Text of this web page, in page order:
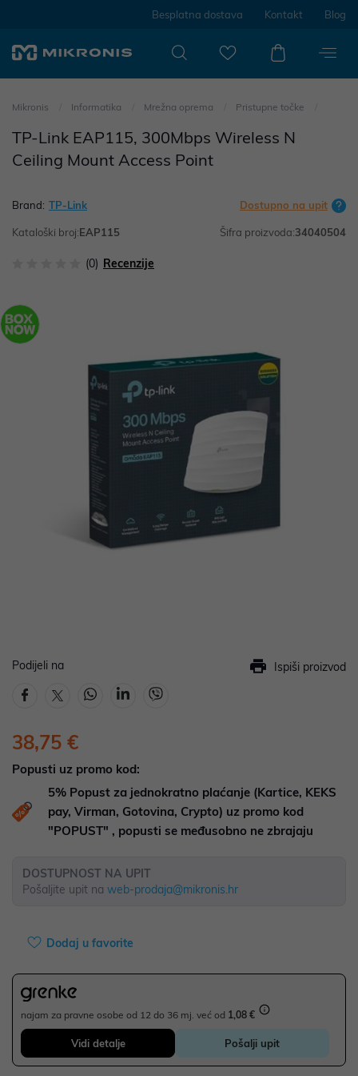
Besplatna dostava Kontakt Blog
Mikronis Informatika Mrežna oprema Pristupne točke
TP-Link EAP115, 300Mbps Wireless N
Ceiling Mount Access Point
Brand: TP-Link Dostupno na upit
Kataloški broj:EAP115 Šifra proizvoda:34040504
(0) Recenzije
Podijeli na Ispiši proizvod
38,75 €
Popusti uz promo kod:
5% Popust za jednokratno plaćanje (Kartice, KEKS
pay, Virman, Gotovina, Crypto) uz promo kod
"POPUST" , popusti se međusobno ne zbrajaju
DOSTUPNOST NA UPIT
Pošaljite upit na web-prodaja@mikronis.hr
Dodaj u favorite
najam za pravne osobe od 12 do 36 mj. već od 1,08 €
Vidi detalje Pošalji upit